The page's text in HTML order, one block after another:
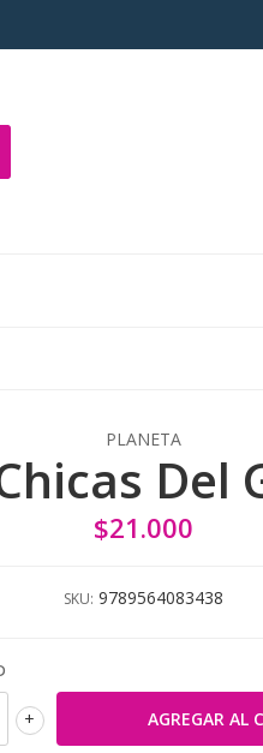
PLANETA
Del
$21.000
SKU: 9789564083438
+